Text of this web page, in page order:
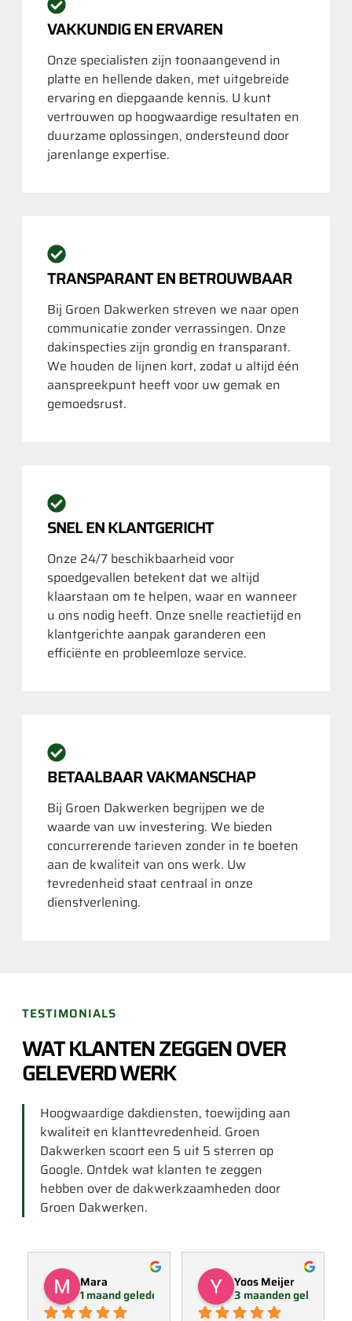
VAKKUNDIG EN ERVAREN
Onze specialisten zijn toonaangevend in
platte en hellende daken, met uitgebreide
ervaring en diepgaande kennis. U kunt
vertrouwen op hoogwaardige resultaten en
duurzame oplossingen, ondersteund door
jarenlange expertise.
TRANSPARANT EN BETROUWBAAR
Bij Groen Dakwerken streven we naar open
communicatie zonder verrassingen. Onze
dakinspecties zijn grondig en transparant.
We houden de lijnen kort, zodat u altijd één
aanspreekpunt heeft voor uw gemak en
gemoedsrust.
SNEL EN KLANTGERICHT
Onze 24/7 beschikbaarheid voor
spoedgevallen betekent dat we altijd
klaarstaan om te helpen, waar en wanneer
u ons nodig heeft. Onze snelle reactietijd en
klantgerichte aanpak garanderen een
efficiënte en probleemloze service.
BETAALBAAR VAKMANSCHAP
Bij Groen Dakwerken begrijpen we de
waarde van uw investering. We bieden
concurrerende tarieven zonder in te boeten
aan de kwaliteit van ons werk. Uw
tevredenheid staat centraal in onze
dienstverlening.
TESTIMONIALS
WAT KLANTEN ZEGGEN OVER
GELEVERD WERK
Hoogwaardige dakdiensten, toewijding aan
kwaliteit en klanttevredenheid. Groen
Dakwerken scoort een 5 uit 5 sterren op
Google. Ontdek wat klanten te zeggen
hebben over de dakwerkzaamheden door
Groen Dakwerken.
Mara
1 maand geleden
Yoos Meijer
3 maanden geleden